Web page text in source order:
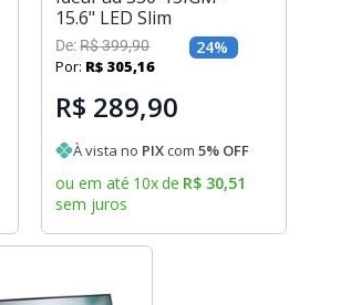
15.6" LED Slim
De:R$399,90 24%
Por: R$ 305,16
R$ 289,90
À vista no PIXcom5% OFF
ou em até 10xde R$ 30,51
sem juros